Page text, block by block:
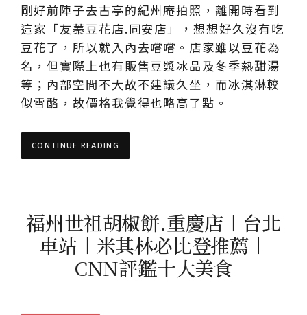
剛好前陣子去古亭的紀州庵拍照，離開時看到
這家「友蓁豆花店.同安店」，想想好久沒有吃
豆花了，所以就入內去嚐嚐。店家雖以豆花為
名，但實際上也有販售豆漿冰品及冬季熱甜湯
等；內部空間不大故不建議久坐，而冰淇淋較
似雪酪，故價格我覺得也略高了點。
CONTINUE READING
福州世祖胡椒餅.重慶店︱台北
車站︱米其林必比登推薦︱
CNN評鑑十大美食